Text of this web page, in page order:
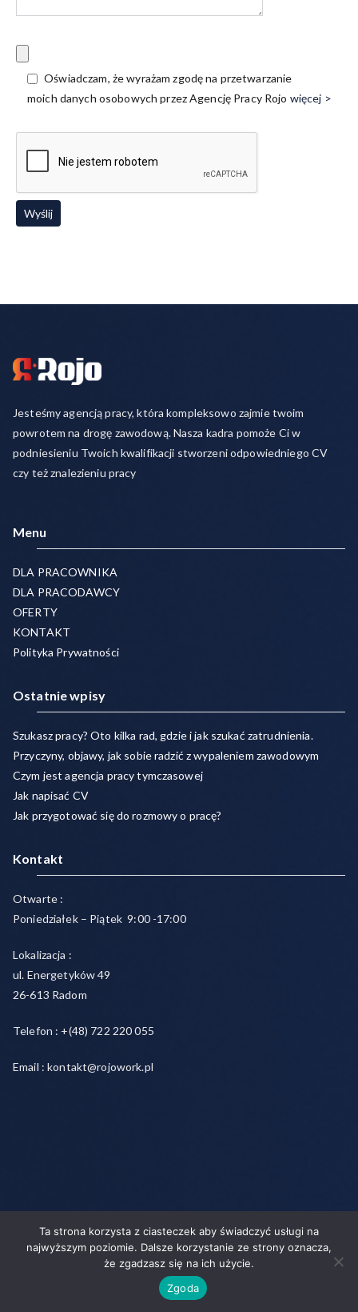
Oświadczam, że wyrażam zgodę na przetwarzanie
moich danych osobowych przez Agencję Pracy Rojo więcej >
Jesteśmy agencją pracy, która kompleksowo zajmie twoim
powrotem na drogę zawodową. Nasza kadra pomoże Ci w
podniesieniu Twoich kwalifikacji stworzeni odpowiedniego CV
czy też znalezieniu pracy
Menu
DLA PRACOWNIKA
DLA PRACODAWCY
OFERTY
KONTAKT
Polityka Prywatności
Ostatnie wpisy
Szukasz pracy? Oto kilka rad, gdzie i jak szukać zatrudnienia.
Przyczyny, objawy, jak sobie radzić z wypaleniem zawodowym
Czym jest agencja pracy tymczasowej
Jak napisać CV
Jak przygotować się do rozmowy o pracę?
Kontakt
Otwarte :
Poniedziałek – Piątek 9:00 -17:00
Lokalizacja :
ul. Energetyków 49
26-613 Radom
Telefon : +(48) 722 220 055
Email : kontakt@rojowork.pl
Copyright © 2026Rojo- agencja pracy świadczymy usługi w
zakresie pracy tymczasowej, outsourcingu i rekrutacji między
pracodawcą a pracownikiem. Powered by
Ta strona korzysta z ciasteczek aby świadczyć usługi na
najwyższym poziomie. Dalsze korzystanie ze strony oznacza,
że zgadzasz się na ich użycie.
Zgoda